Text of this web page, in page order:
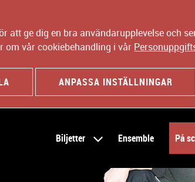
att ge dig en bra användarupplevelse och
om vår cookiebehandling i vår
ANPASSA INSTÄLLNINGAR
H
Biljetter Ensemble På